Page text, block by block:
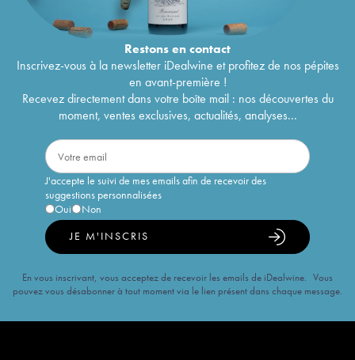
Restons encontact
Inscrivez-vous à la newsletter iDealwine et profitez de nos pépites
en avant-première !
Recevez directement dans votre boîte mail : nos découvertes du
moment, ventes exclusives, actualités, analyses...
J'accepte le suivi de mes emails afin de recevoir des
suggestions personnalisées
Oui
Non
JE M'INSCRIS
En vous inscrivant, vous acceptez de recevoir les emails de iDealwine. Vous
pouvez vous désabonner à tout moment via le lien présent dans chaque message.